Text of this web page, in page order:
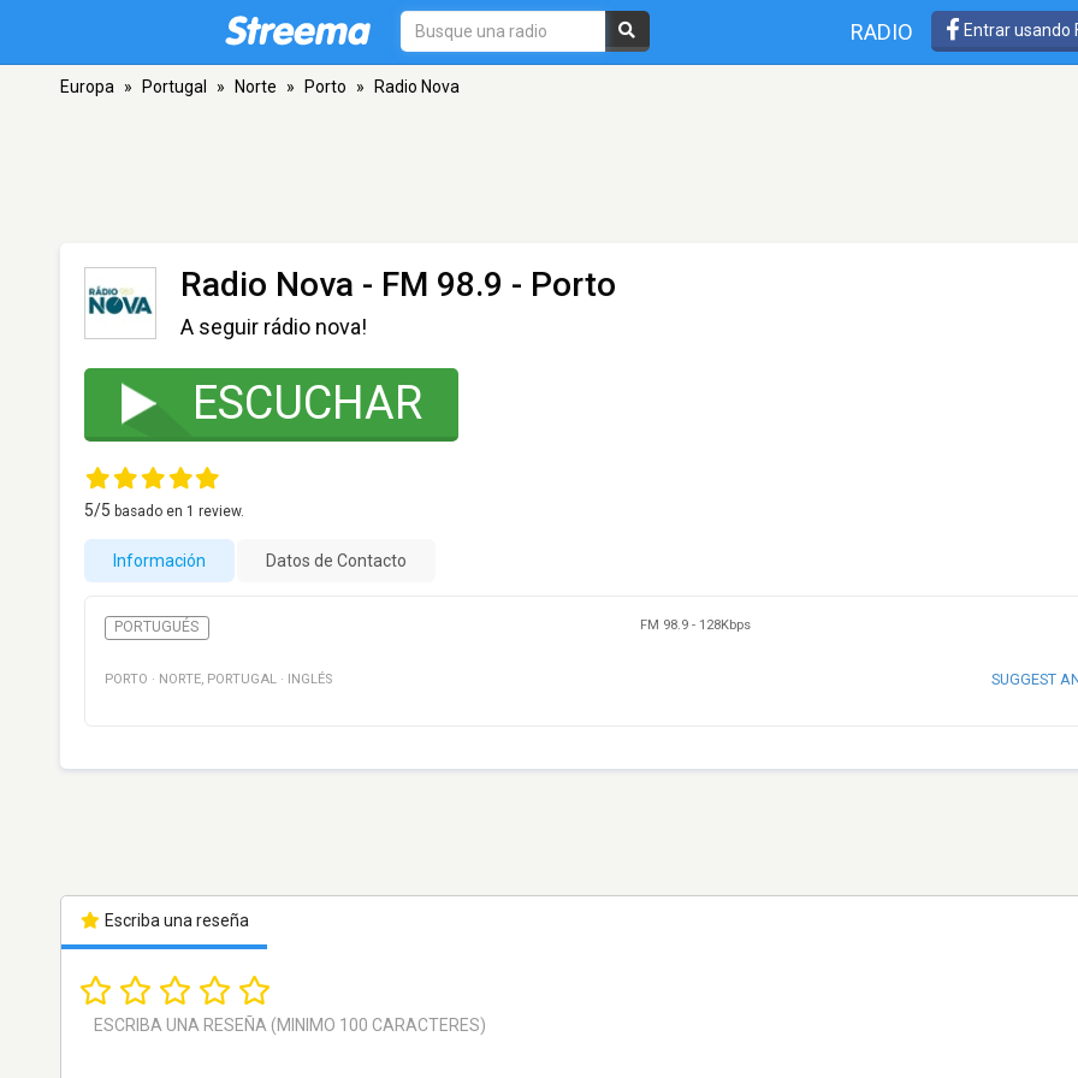
RADIO Entrar usando
Europa » Portugal » Norte » Porto » Radio Nova
Radio Nova - FM 98.9 - Porto
A seguir rádio nova!
ESCUCHAR
5/5 basado en 1 review.
Información Datos de Contacto
PORTUGUÉS FM 98.9 - 128Kbps
PORTO · NORTE, PORTUGAL · INGLÉS SUGGEST
Escriba una reseña